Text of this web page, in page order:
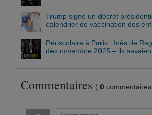
Trump signe un décret
calendrier de vaccination des
Périscolaire à Paris : Inès de
dès novembre 2025 – ils
Commentaires ( 0